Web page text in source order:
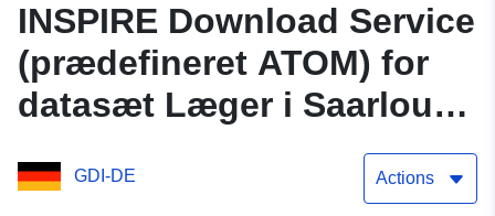
INSPIRE Download Service
(prædefineret ATOM) for
datasæt Læger i Saarlouis
GDI-DE Actions